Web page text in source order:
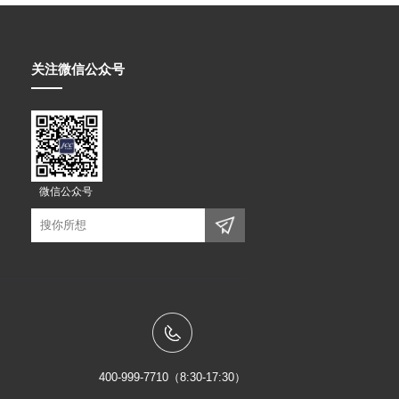
关注微信公众号
微信公众号
400-999-7710（8:30-17:30）